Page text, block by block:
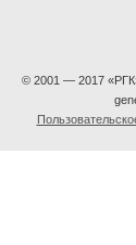
© 2001 — 2017